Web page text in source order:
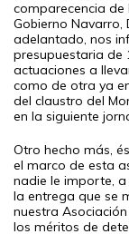
comparecencia de
Gobierno Navarro,
adelantado, nos
presupuestaria de
actuaciones a
como de otra ya
del claustro del
en la siguiente
Otro hecho más,
el marco de esta
nadie le importe,
la entrega que se
nuestra
los méritos de